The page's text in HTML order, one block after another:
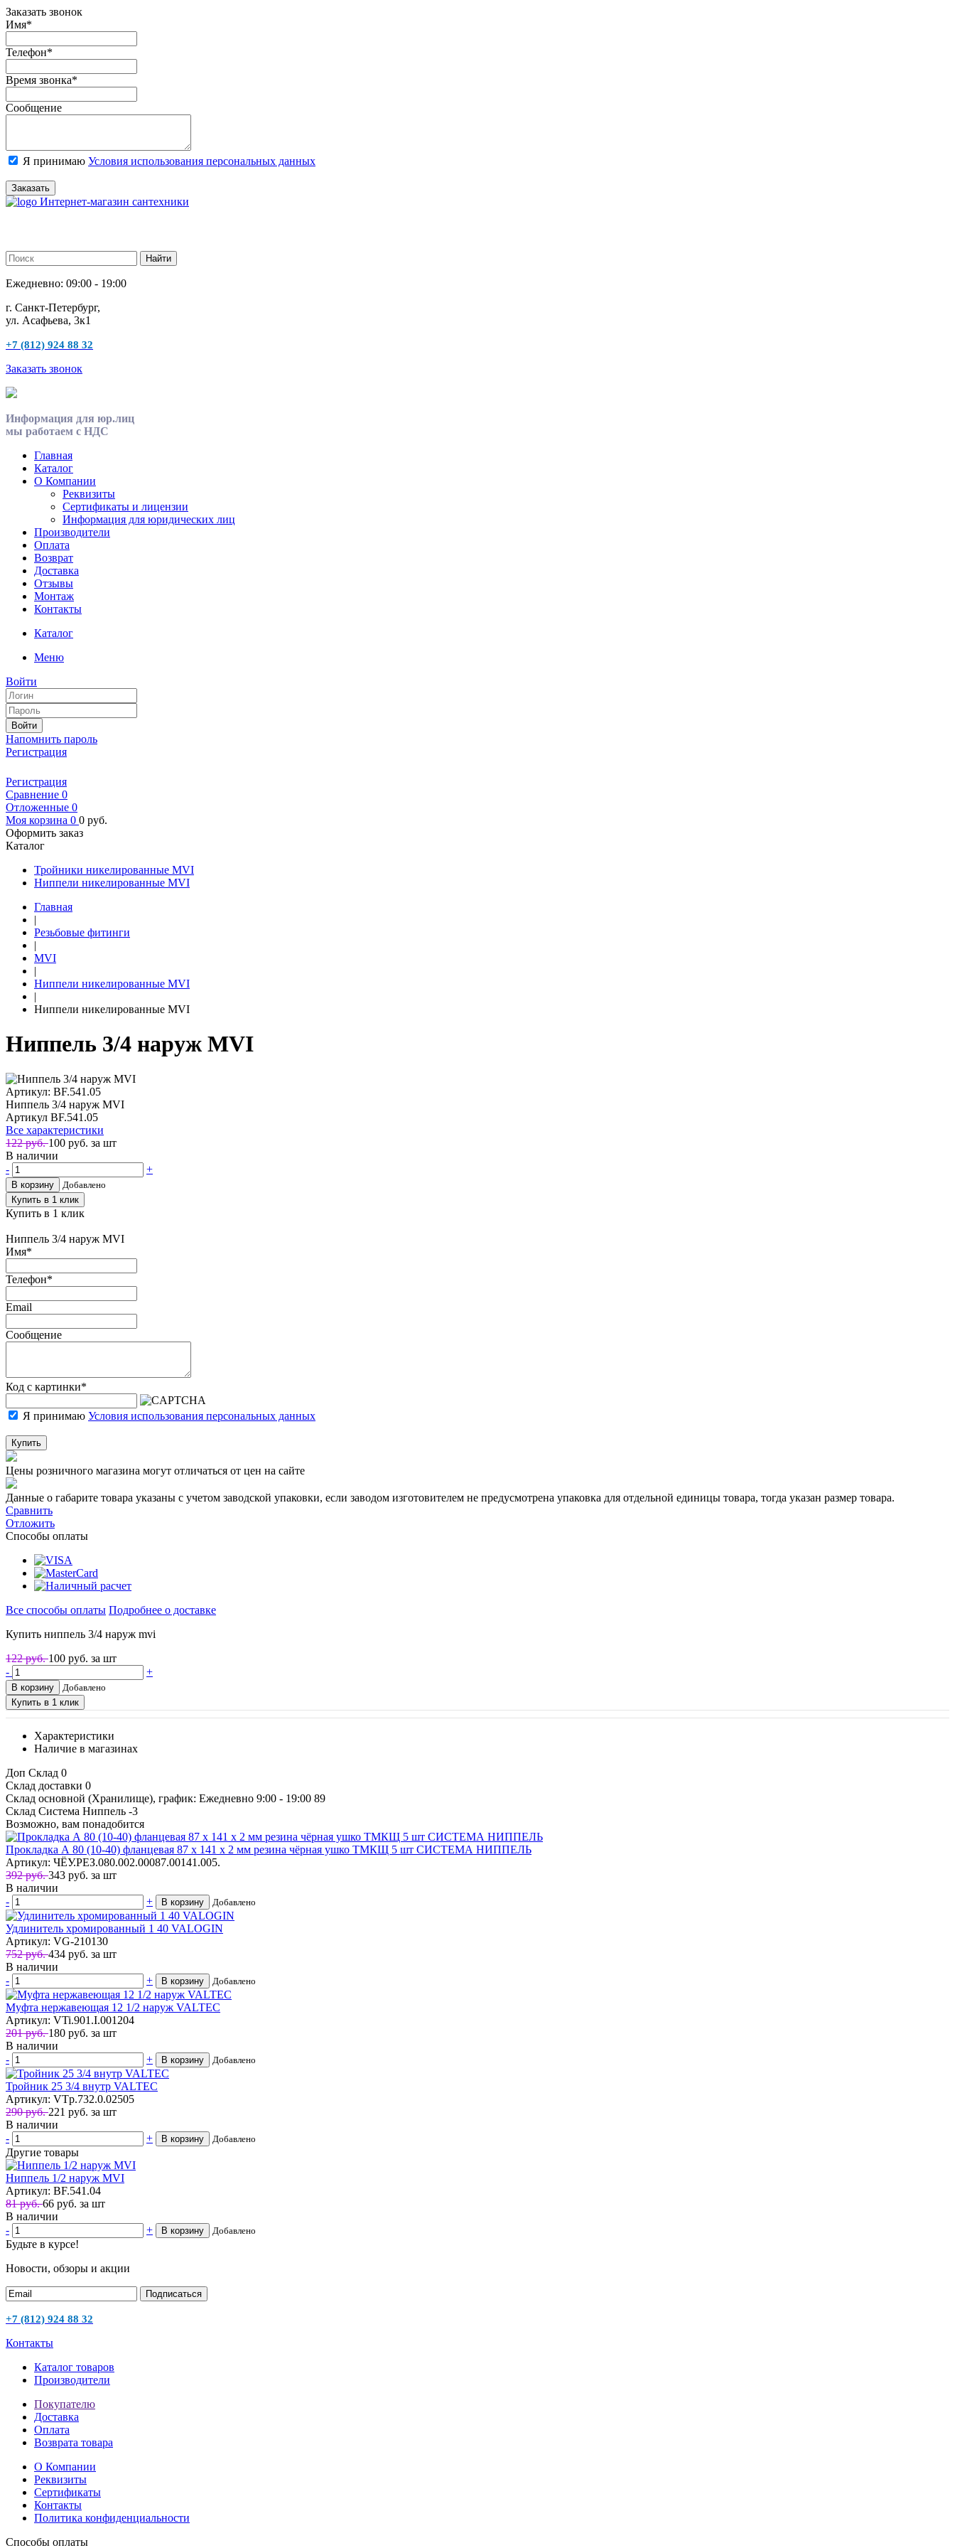
Заказать звонок
Имя*
Телефон*
Время звонка*
Сообщение
Я принимаю Условия использования персональных данных
Заказать
Интернет-магазин сантехники
Ежедневно: 09:00 - 19:00
г. Санкт-Петербург,
ул. Асафьева, 3к1
+7 (812) 924 88 32
Заказать звонок
Информация для юр.лиц
мы работаем с НДС
Главная
Каталог
О Компании
Реквизиты
Сертификаты и лицензии
Информация для юридических лиц
Производители
Оплата
Возврат
Доставка
Отзывы
Монтаж
Контакты
Каталог
Меню
Войти
Войти
Напомнить пароль
Регистрация
Регистрация
Сравнение 0
Отложенные 0
Моя корзина 0 0 руб.
Оформить заказ
Каталог
Тройники никелированные MVI
Ниппели никелированные MVI
Главная
|
Рeзьбовые фитинги
|
MVI
|
Ниппели никелированные MVI
|
Ниппели никелированные MVI
Ниппель 3/4 наруж MVI
Артикул: BF.541.05
Ниппель 3/4 наруж MVI
Артикул BF.541.05
Все характеристики
122 руб.100 руб. за шт
В наличии
-
+
В корзину
Добавлено
Купить в 1 клик
Купить в 1 клик
Ниппель 3/4 наруж MVI
Имя*
Телефон*
Email
Сообщение
Код с картинки*
Я принимаю Условия использования персональных данных
Купить
Цены розничного магазина могут отличаться от цен на сайте
Данные о габарите товара указаны с учетом заводской упаковки, если заводом изготовителем не предусмотрена упаковка для отдельной единицы товара, тогда указан размер товара.
Сравнить
Отложить
Способы оплаты
Все способы оплаты Подробнее о доставке
Купить ниппель 3/4 наруж mvi
122 руб.100 руб. за шт
-
+
В корзину
Добавлено
Купить в 1 клик
Характеристики
Наличие в магазинах
Доп Склад 0
Склад доставки 0
Склад основной (Хранилище), график: Ежедневно 9:00 - 19:00 89
Склад Система Ниппель -3
Возможно, вам понадобится
Прокладка А 80 (10-40) фланцевая 87 х 141 х 2 мм резина чёрная ушко ТМКЩ 5 шт СИСТЕМА НИППЕЛЬ
Артикул: ЧЁУ.РЕЗ.080.002.00087.00141.005.
392 руб.343 руб. за шт
В наличии
-
+ В корзину Добавлено
Удлинитель хромированный 1 40 VALOGIN
Артикул: VG-210130
752 руб.434 руб. за шт
В наличии
-
+ В корзину Добавлено
Муфта нержавеющая 12 1/2 наруж VALTEC
Артикул: VTi.901.I.001204
201 руб.180 руб. за шт
В наличии
-
+ В корзину Добавлено
Тройник 25 3/4 внутр VALTEC
Артикул: VTp.732.0.02505
290 руб.221 руб. за шт
В наличии
-
+ В корзину Добавлено
Другие товары
Ниппель 1/2 наруж MVI
Артикул: BF.541.04
81 руб.66 руб. за шт
В наличии
-
+ В корзину Добавлено
Будьте в курсе!
Новости, обзоры и акции
Подписаться
+7 (812) 924 88 32
Контакты
Каталог товаров
Производители
Покупателю
Доставка
Оплата
Возврата товара
О Компании
Реквизиты
Сертификаты
Контакты
Политика конфиденциальности
Способы оплаты